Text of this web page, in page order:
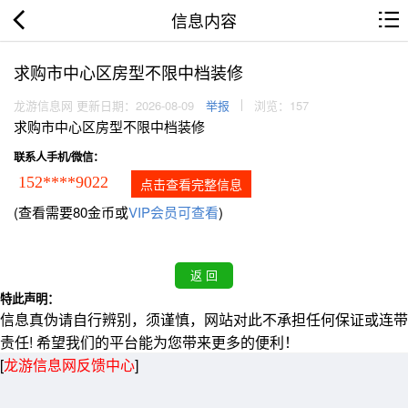
信息内容
求购市中心区房型不限中档装修
龙游信息网 更新日期：2026-08-09 举报 浏览：157
求购市中心区房型不限中档装修
联系人手机/微信：
152****9022 点击查看完整信息
(查看需要80金币或VIP会员可查看)
特此声明：
信息真伪请自行辨别，须谨慎，网站对此不承担任何保证或连带
责任! 希望我们的平台能为您带来更多的便利！
[龙游信息网反馈中心]